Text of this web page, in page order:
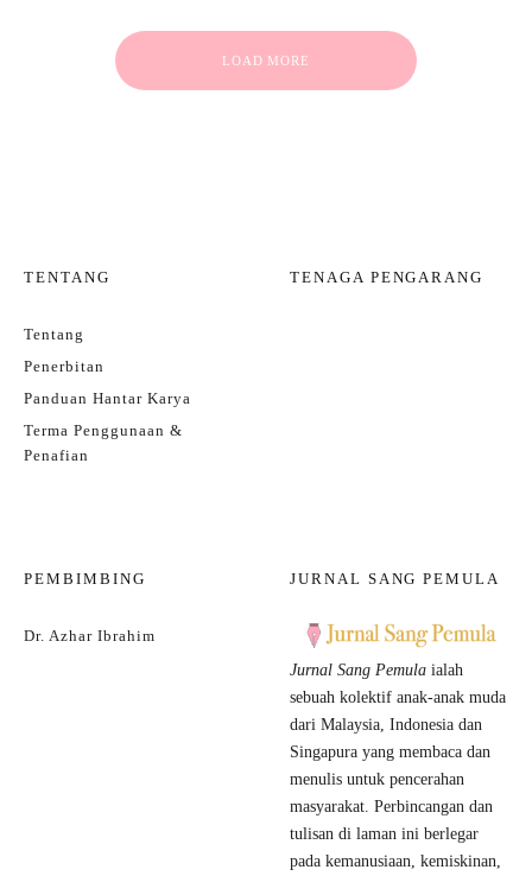
LOAD MORE
TENTANG
Tentang
Penerbitan
Panduan Hantar Karya
Terma Penggunaan &
Penafian
TENAGA PENGARANG
PEMBIMBING
Dr. Azhar Ibrahim
JURNAL SANG PEMULA
Jurnal Sang Pemula ialah
sebuah kolektif anak-anak muda
dari Malaysia, Indonesia dan
Singapura yang membaca dan
menulis untuk pencerahan
masyarakat. Perbincangan dan
tulisan di laman ini berlegar
pada kemanusiaan, kemiskinan,